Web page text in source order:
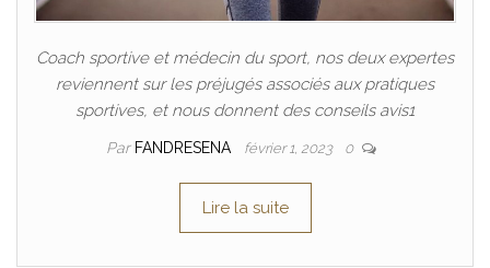
Coach sportive et médecin du sport, nos deux expertes
reviennent sur les préjugés associés aux pratiques
sportives, et nous donnent des conseils avis1
Par FANDRESENA février 1, 2023 0
Lire la suite